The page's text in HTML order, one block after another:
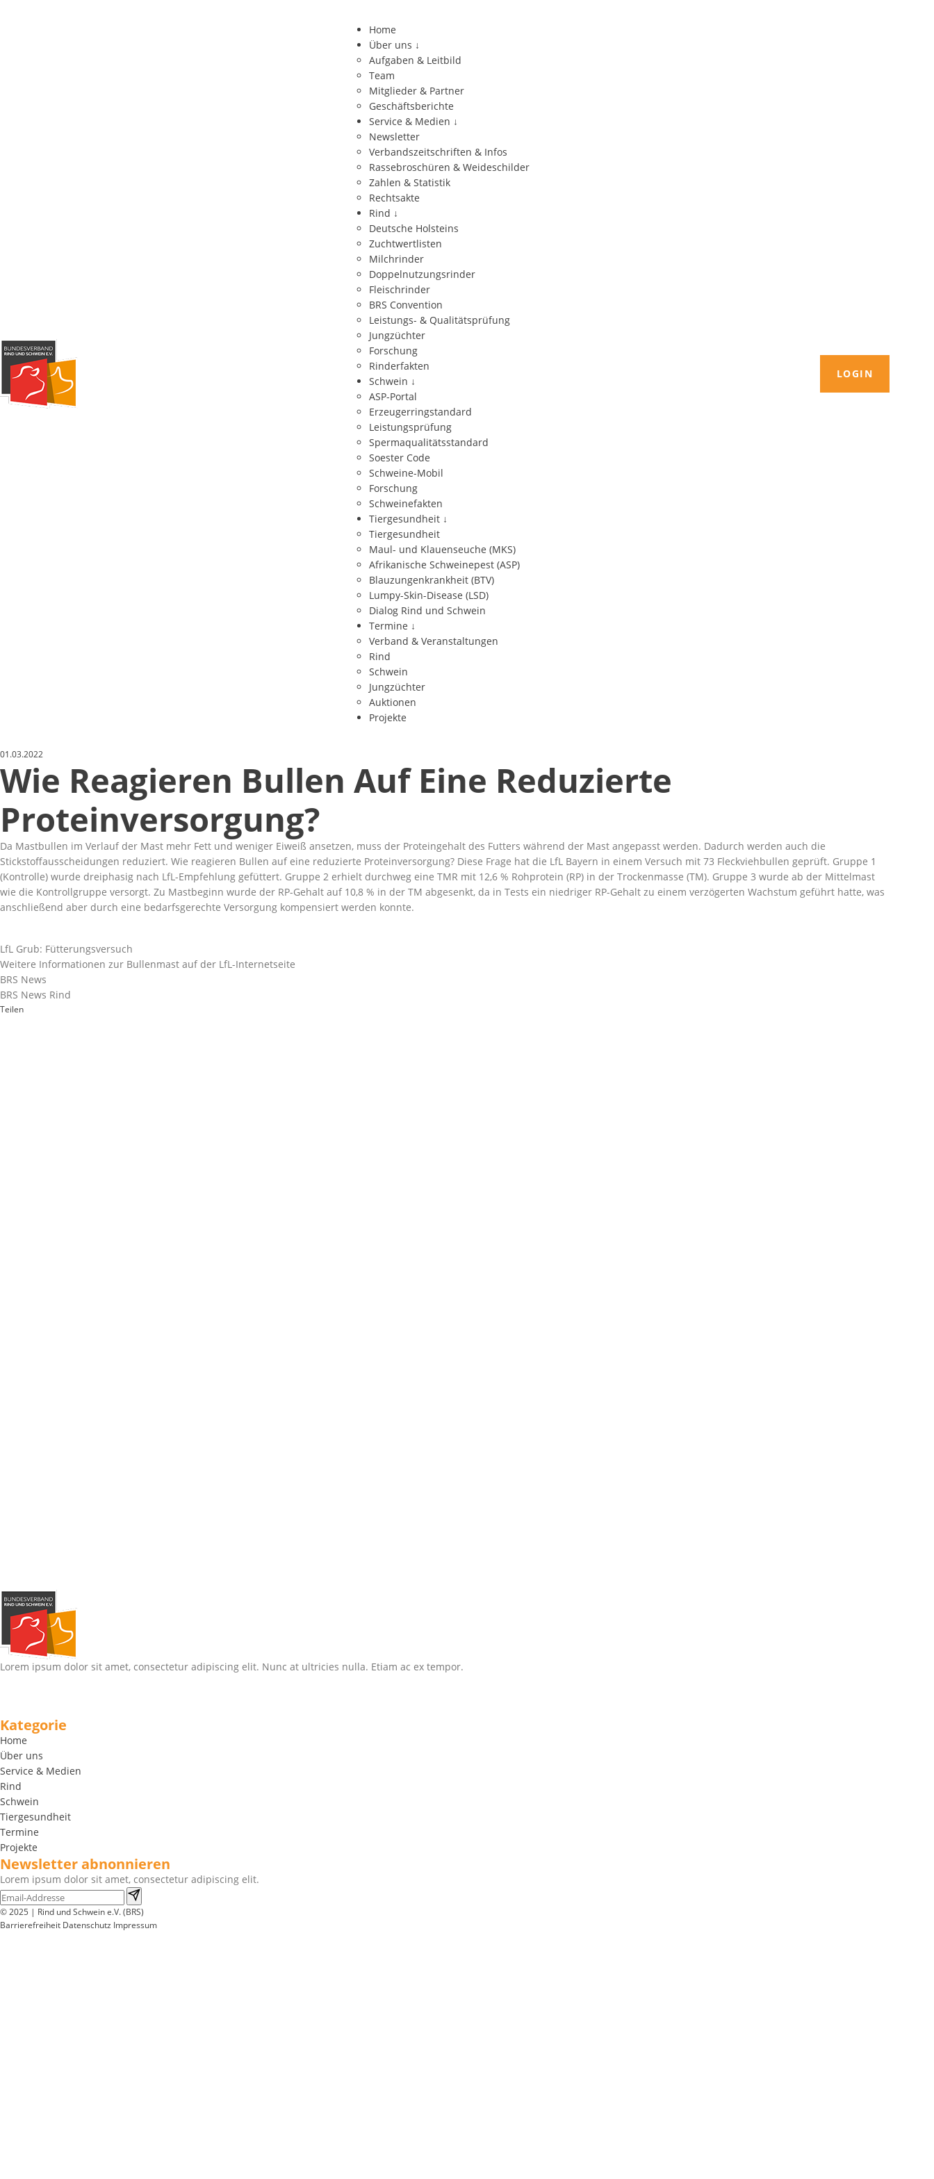
Home
Über uns ↓
Aufgaben & Leitbild
Team
Mitglieder & Partner
Geschäftsberichte
Service & Medien ↓
Newsletter
Verbandszeitschriften & Infos
Rassebroschüren & Weideschilder
Zahlen & Statistik
Rechtsakte
Rind ↓
Deutsche Holsteins
Zuchtwertlisten
Milchrinder
Doppelnutzungsrinder
Fleischrinder
BRS Convention
Leistungs- & Qualitätsprüfung
Jungzüchter
Forschung
Rinderfakten
Schwein ↓
ASP-Portal
Erzeugerringstandard
Leistungsprüfung
Spermaqualitätsstandard
Soester Code
Schweine-Mobil
Forschung
Schweinefakten
Tiergesundheit ↓
Tiergesundheit
Maul- und Klauenseuche (MKS)
Afrikanische Schweinepest (ASP)
Blauzungenkrankheit (BTV)
Lumpy-Skin-Disease (LSD)
Dialog Rind und Schwein
Termine ↓
Verband & Veranstaltungen
Rind
Schwein
Jungzüchter
Auktionen
Projekte
LOGIN
01.03.2022
Wie Reagieren Bullen Auf Eine Reduzierte
Proteinversorgung?
Da Mastbullen im Verlauf der Mast mehr Fett und weniger Eiweiß ansetzen, muss der Proteingehalt des Futters während der Mast angepasst werden. Dadurch werden auch die
Stickstoffausscheidungen reduziert. Wie reagieren Bullen auf eine reduzierte Proteinversorgung? Diese Frage hat die LfL Bayern in einem Versuch mit 73 Fleckviehbullen geprüft. Gruppe 1
(Kontrolle) wurde dreiphasig nach LfL-Empfehlung gefüttert. Gruppe 2 erhielt durchweg eine TMR mit 12,6 % Rohprotein (RP) in der Trockenmasse (TM). Gruppe 3 wurde ab der Mittelmast
wie die Kontrollgruppe versorgt. Zu Mastbeginn wurde der RP-Gehalt auf 10,8 % in der TM abgesenkt, da in Tests ein niedriger RP-Gehalt zu einem verzögerten Wachstum geführt hatte, was
anschließend aber durch eine bedarfsgerechte Versorgung kompensiert werden konnte.
LfL Grub: Fütterungsversuch
Weitere Informationen zur Bullenmast auf der LfL-Internetseite
BRS News
BRS News Rind
Teilen
Lorem ipsum dolor sit amet, consectetur adipiscing elit. Nunc at ultricies nulla. Etiam ac ex tempor.
Kategorie
Home
Über uns
Service & Medien
Rind
Schwein
Tiergesundheit
Termine
Projekte
Newsletter abnonnieren
Lorem ipsum dolor sit amet, consectetur adipiscing elit.
© 2025 | Rind und Schwein e.V. (BRS)
Barrierefreiheit Datenschutz Impressum